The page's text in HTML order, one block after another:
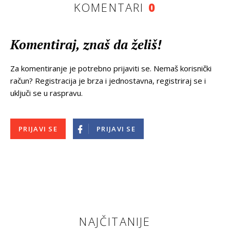
KOMENTARI 0
Komentiraj, znaš da želiš!
Za komentiranje je potrebno prijaviti se. Nemaš korisnički
račun? Registracija je brza i jednostavna, registriraj se i
uključi se u raspravu.
PRIJAVI SE PRIJAVI SE
NAJČITANIJE